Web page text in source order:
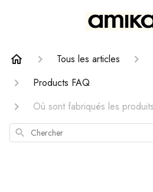
Tous les articles
Products FAQ
Où sont fabriqués les
Chercher